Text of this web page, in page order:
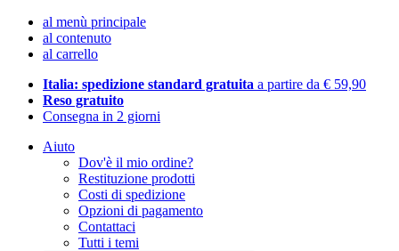
al menù principale
al contenuto
al carrello
Italia: spedizione standard gratuita a partire da € 59,90
Reso gratuito
Consegna in 2 giorni
Aiuto
Dov'è il mio ordine?
Restituzione prodotti
Costi di spedizione
Opzioni di pagamento
Contattaci
Tutti i temi